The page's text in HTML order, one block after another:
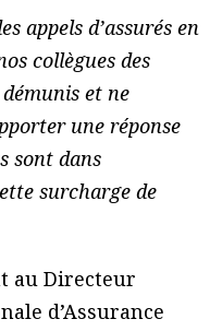
appels d’assurés en
collègues des
et ne
une réponse
sont dans
surcharge de
au Directeur
d’Assurance